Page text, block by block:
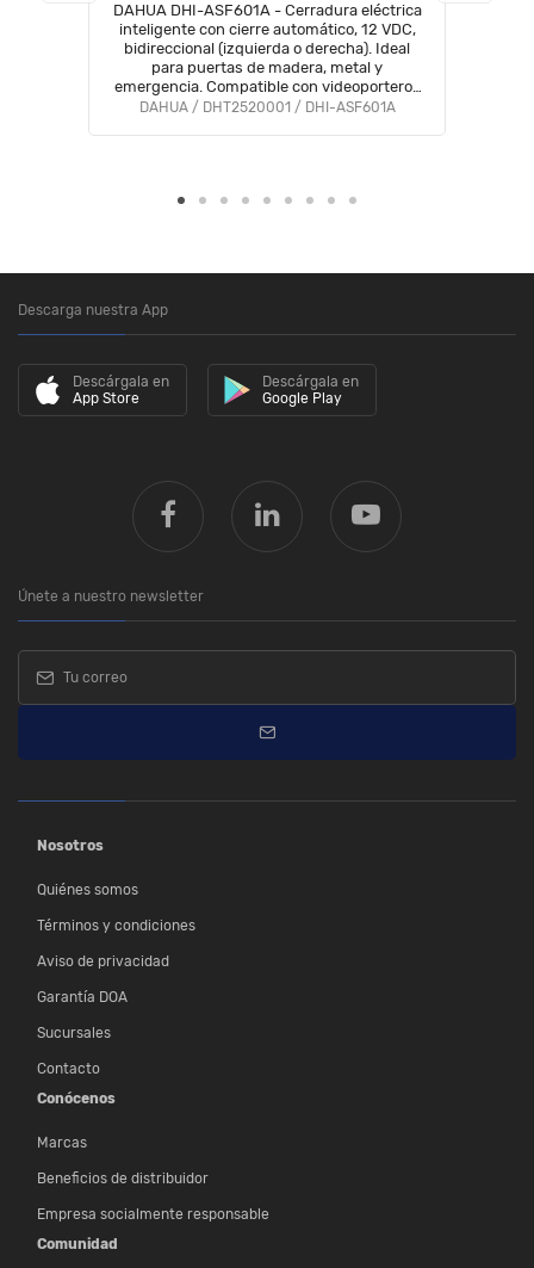
DAHUA DHI-ASF601A - Cerradura eléctrica
inteligente con cierre automático, 12 VDC,
bidireccional (izquierda o derecha). Ideal
para puertas de madera, metal y
emergencia. Compatible con videoporteros
y control de acceso
DAHUA / DHT2520001 / DHI-ASF601A
Descarga nuestra App
Descárgala en
App Store
Descárgala en
Google Play
Únete a nuestro newsletter
Nosotros
Quiénes somos
Términos y condiciones
Aviso de privacidad
Garantía DOA
Sucursales
Contacto
Conócenos
Marcas
Beneficios de distribuidor
Empresa socialmente responsable
Comunidad